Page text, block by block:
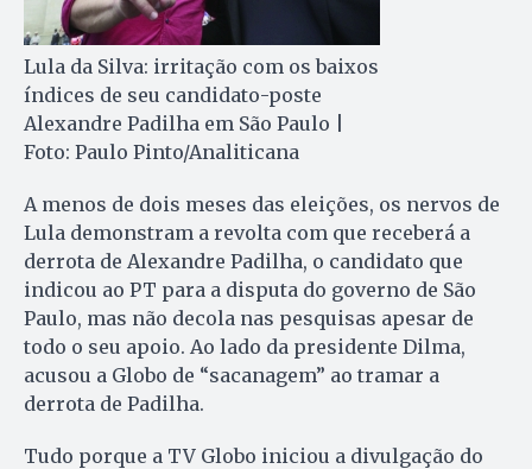
Lula da Silva: irritação com os baixos
índices de seu candidato-poste
Alexandre Padilha em São Paulo |
Foto: Paulo Pinto/Analiticana
A menos de dois meses das eleições, os nervos de
Lula de­monstram a revolta com que receberá a
derrota de Alexandre Pa­dilha, o candidato que
indicou ao PT para a disputa do governo de São
Paulo, mas não decola nas pesquisas apesar de
todo o seu apoio. Ao lado da presidente Dilma,
acusou a Globo de “sacanagem” ao tramar a
derrota de Padilha.
Tudo porque a TV Globo iniciou a divulgação do